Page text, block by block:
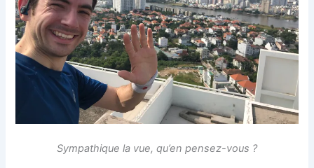
Sympathique la vue, qu’en pensez-vous ?